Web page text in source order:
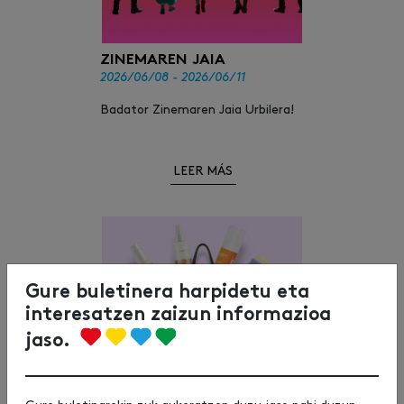
ZINEMAREN JAIA
2026/06/08 - 2026/06/11
Badator Zinemaren Jaia Urbilera!
LEER MÁS
Gure buletinera harpidetu eta
interesatzen zaizun informazioa
jaso.